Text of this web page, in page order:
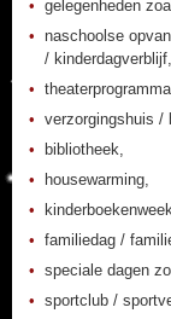
gelegenheden
naschoolse
/ kinderdagverblijf,
verzorgingshuis /
bibliotheek,
housewarming,
familiedag /
speciale dagen
sportclub /